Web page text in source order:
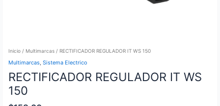
Inicio/ Multimarcas/ RECTIFICADOR REGULADOR IT WS 150
Multimarcas, Sistema Electrico
RECTIFICADOR REGULADOR IT WS
150